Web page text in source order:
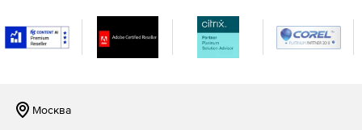
расширяет возможности плана аварийного
восстановления (Disaster Recovery Plan).
Многофункциональный аварийный носитель поможет
полностью решает проблему зависимости от
Москва